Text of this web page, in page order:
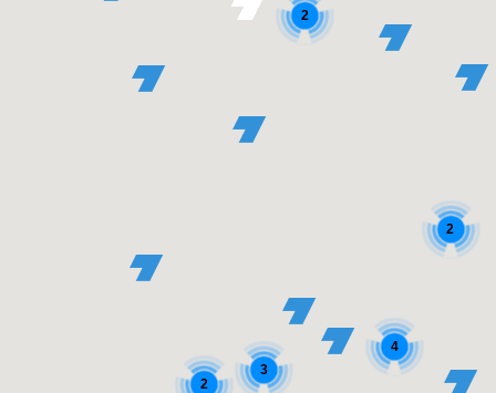
2
3
2
4
2